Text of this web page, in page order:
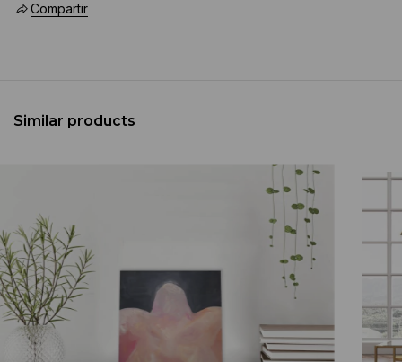
Compartir
Similar products